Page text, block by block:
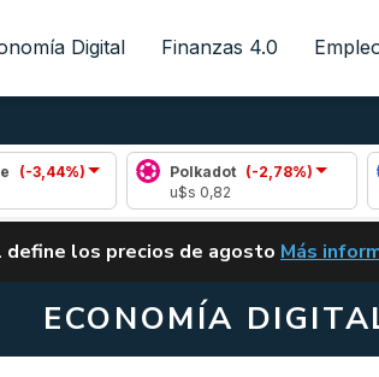
Digital Finanzas 4.0
Polkadot
(-2,78%)
ALERTA
define los precios de agosto VUELVE
Más
ECONOMÍA